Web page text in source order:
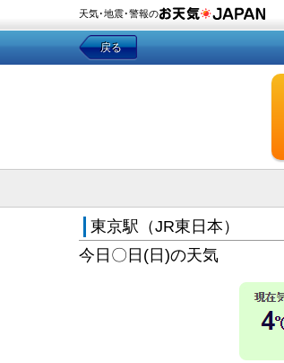
天気･地震･警報の
戻る
東京駅（JR東日本）
今日〇日(日)の天気